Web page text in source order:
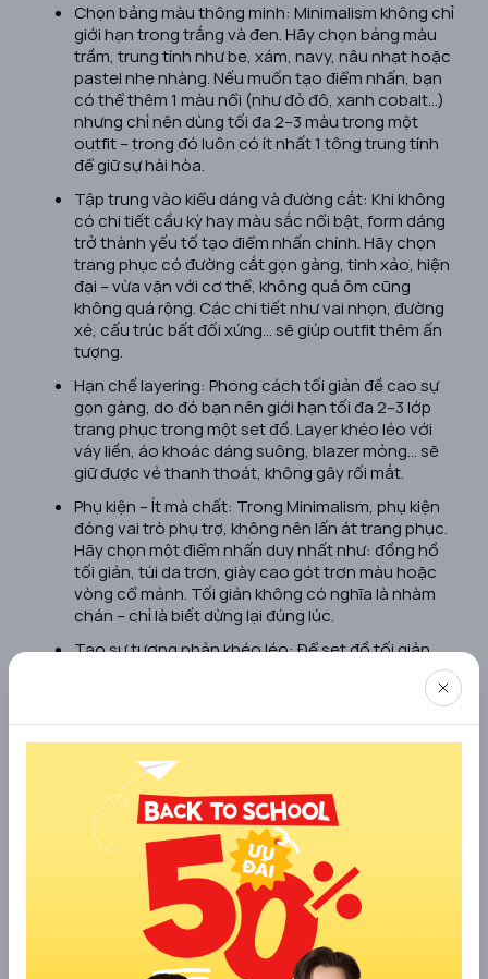
Chọn bảng màu thông minh: Minimalism không chỉ
giới hạn trong trắng và đen. Hãy chọn bảng màu
trầm, trung tính như be, xám, navy, nâu nhạt hoặc
pastel nhẹ nhàng. Nếu muốn tạo điểm nhấn, bạn
có thể thêm 1 màu nổi (như đỏ đô, xanh cobalt…)
nhưng chỉ nên dùng tối đa 2–3 màu trong một
outfit – trong đó luôn có ít nhất 1 tông trung tính
để giữ sự hài hòa.
Tập trung vào kiểu dáng và đường cắt: Khi không
có chi tiết cầu kỳ hay màu sắc nổi bật, form dáng
trở thành yếu tố tạo điểm nhấn chính. Hãy chọn
trang phục có đường cắt gọn gàng, tinh xảo, hiện
đại – vừa vặn với cơ thể, không quá ôm cũng
không quá rộng. Các chi tiết như vai nhọn, đường
xẻ, cấu trúc bất đối xứng… sẽ giúp outfit thêm ấn
tượng.
Hạn chế layering: Phong cách tối giản đề cao sự
gọn gàng, do đó bạn nên giới hạn tối đa 2–3 lớp
trang phục trong một set đồ. Layer khéo léo với
váy liền, áo khoác dáng suông, blazer mỏng… sẽ
giữ được vẻ thanh thoát, không gây rối mắt.
Phụ kiện – Ít mà chất: Trong Minimalism, phụ kiện
đóng vai trò phụ trợ, không nên lấn át trang phục.
Hãy chọn một điểm nhấn duy nhất như: đồng hồ
tối giản, túi da trơn, giày cao gót trơn màu hoặc
vòng cổ mảnh. Tối giản không có nghĩa là nhàm
chán – chỉ là biết dừng lại đúng lúc.
Tạo sự tương phản khéo léo: Để set đồ tối giản
tương phản giữa sáng và tối (ví dụ: đen & trắng),
cấu trúc sẽ làm outfit nổi bật mà vẫn đúng tinh
thần minimal.